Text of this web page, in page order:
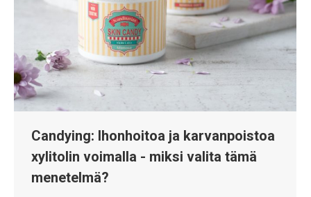
Candying: Ihonhoitoa ja karvanpoistoa
xylitolin voimalla - miksi valita tämä
menetelmä?